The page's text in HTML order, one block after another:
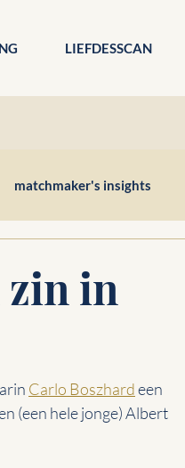
LIEFDESSCAN
matchmaker's insights
zin in
Carlo Boszhard een
(een hele jonge) Albert